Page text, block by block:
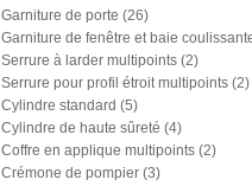
Garniture de porte (26)
Garniture de fenêtre et baie
Serrure à larder multipoints (2)
Serrure pour profil étroit multipoints (2)
Cylindre standard (5)
Cylindre de haute sûreté (4)
Coffre en applique multipoints (2)
Crémone de pompier (3)